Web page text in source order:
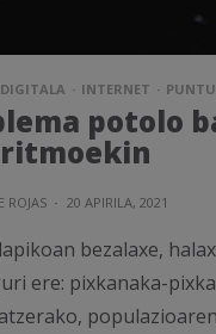
INTERNET
potolo
ROJAS · 20 APIRILA, 2021
bezalaxe,
ere: pixkanaka-